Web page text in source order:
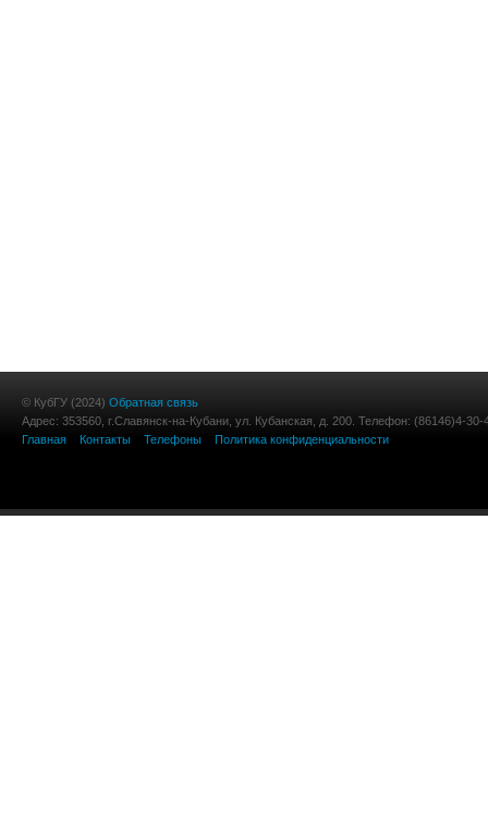
© КубГУ (2024) Обратная связь
Адрес: 353560, г.Славянск-на-Кубани, ул. Кубанская, д. 200. Телефон: (86146)4-30-
Главная
Контакты Телефоны Политика конфиденциальности